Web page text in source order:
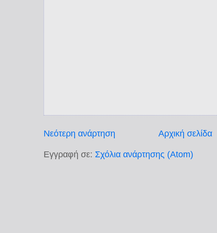
Νεότερη ανάρτηση Αρχική σελίδα
Εγγραφή σε: Σχόλια ανάρτησης (Atom)